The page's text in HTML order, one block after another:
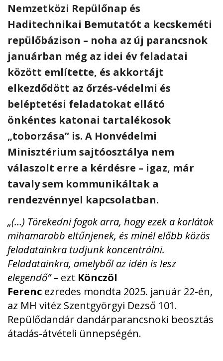
Nemzetközi Repülőnap és
Haditechnikai Bemutatót a kecskeméti
repülőbázison – noha az új parancsnok
januárban még az idei év feladatai
között említette, és akkortájt
elkezdődött az őrzés-védelmi és
beléptetési feladatokat ellátó
önkéntes katonai tartalékosok
„toborzása” is. A Honvédelmi
Minisztérium sajtóosztálya nem
válaszolt erre a kérdésre – igaz, már
tavaly sem kommunikáltak a
rendezvénnyel kapcsolatban.
„(…) Törekedni fogok arra, hogy ezek a korlátok
mihamarabb eltűnjenek, és minél előbb közös
feladatainkra tudjunk koncentrálni.
Feladatainkra, amelyből az idén is lesz
elegendő”– ezt Könczöl
Ferenc ezredes mondta 2025. január 22-én,
az MH vitéz Szentgyörgyi Dezső 101.
Repülődandár dandárparancsnoki beosztás
átadás-átvételi ünnepségén.